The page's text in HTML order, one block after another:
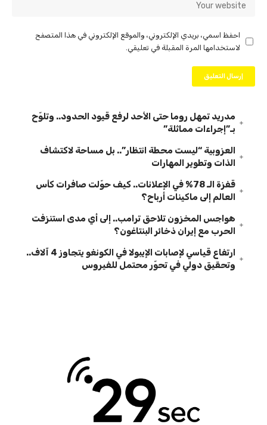
احفظ اسمي، بريدي الإلكتروني، والموقع الإلكتروني في هذا المتصفح
لاستخدامها المرة المقبلة في تعليقي.
مدريد تمهل روما حتى الأحد لرفع قيود الحدود.. وتلوّح
بـ”إجراءات مماثلة”
العزوبية “ليست محطة انتظار”.. بل مساحة لاكتشاف
الذات وتطوير المهارات
قفزة الـ 78% في الإعلانات.. كيف حوّلت صافرات كأس
العالم إلى ماكينات أرباح؟
هواجس المخزون تلاحق ترامب.. إلى أي مدى استنزفت
الحرب مع إيران ذخائر البنتاغون؟
ارتفاع قياسي لإصابات الإيبولا في الكونغو يتجاوز 4 آلاف..
وتحقيق دولي في تحوّر محتمل للفيروس